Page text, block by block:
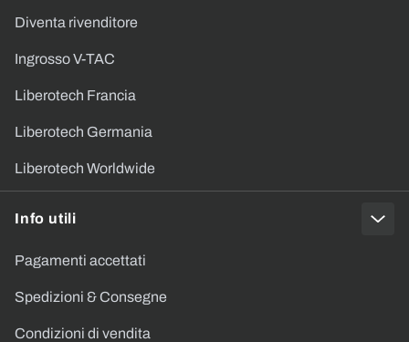
Diventa rivenditore
Ingrosso V-TAC
Liberotech Francia
Liberotech Germania
Liberotech Worldwide
Info utili
Pagamenti accettati
Spedizioni & Consegne
Condizioni di vendita